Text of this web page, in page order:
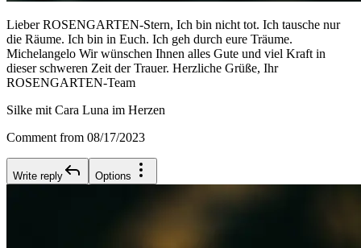
Lieber ROSENGARTEN-Stern, Ich bin nicht tot. Ich tausche nur
die Räume. Ich bin in Euch. Ich geh durch eure Träume.
Michelangelo Wir wünschen Ihnen alles Gute und viel Kraft in
dieser schweren Zeit der Trauer. Herzliche Grüße, Ihr
ROSENGARTEN-Team
Silke mit Cara Luna im Herzen
Comment from 08/17/2023
Write reply Options